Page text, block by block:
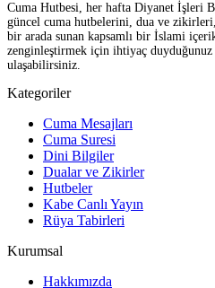
Cuma Hutbesi, her hafta Diyanet İşleri
güncel cuma hutbelerini, dua ve
bir arada sunan kapsamlı bir İslami
zenginleştirmek için ihtiyaç
ulaşabilirsiniz.
Kategoriler
Cuma Mesajları
Cuma Suresi
Dini Bilgiler
Dualar ve Zikirler
Hutbeler
Kabe Canlı Yayın
Rüya Tabirleri
Kurumsal
Hakkımızda